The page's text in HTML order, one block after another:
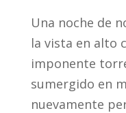
Una noche de
la vista en alto
imponente
sumergido en
nuevamente